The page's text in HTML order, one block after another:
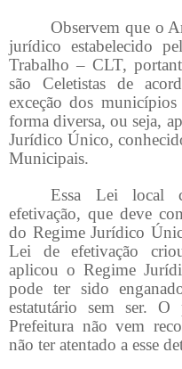
Observem que o
jurídico estabelecido
Trabalho – CLT,
são Celetistas de
exceção dos
forma diversa, ou seja,
Jurídico Único,
Municipais.
Essa Lei local
efetivação, que deve
do Regime Jurídico
Lei de efetivação
aplicou o Regime
pode ter sido
estatutário sem ser.
Prefeitura não vem
não ter atentado a esse